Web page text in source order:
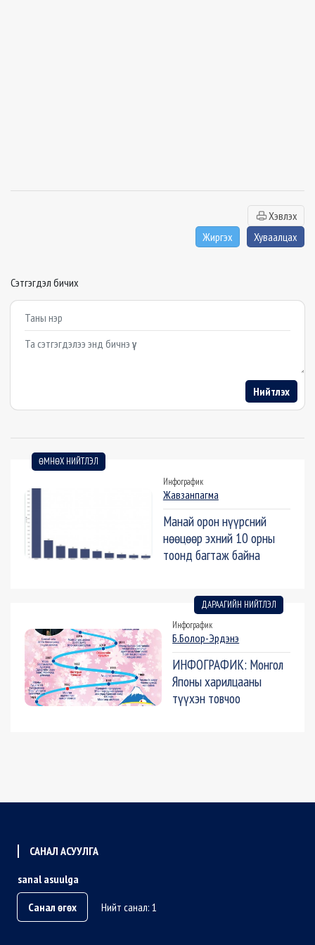
Хэвлэх
Жиргэх
Хуваалцах
Сэтгэгдэл бичих
Example textarea
Нийтлэх
ӨМНӨХ НИЙТЛЭЛ
Инфографик
Жавзанпагма
Манай орон нүүрсний
нөөцөөр эхний 10 орны
тоонд багтаж байна
ДАРААГИЙН НИЙТЛЭЛ
Инфографик
Б.Болор-Эрдэнэ
ИНФОГРАФИК: Монгол
Японы харилцааны
түүхэн товчоо
САНАЛ АСУУЛГА
sanal asuulga
Санал өгөх
Нийт санал: 1